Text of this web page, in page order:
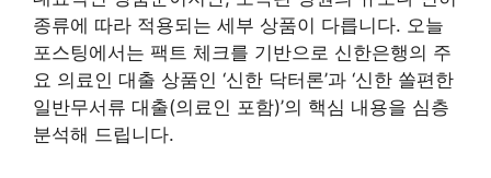
종류에 따라 적용되는 세부 상품이 다릅니다. 오늘
포스팅에서는 팩트 체크를 기반으로 신한은행의 주
요 의료인 대출 상품인 ‘신한 닥터론’과 ‘신한 쏠편한
일반무서류 대출(의료인 포함)’의 핵심 내용을 심층
분석해 드립니다.